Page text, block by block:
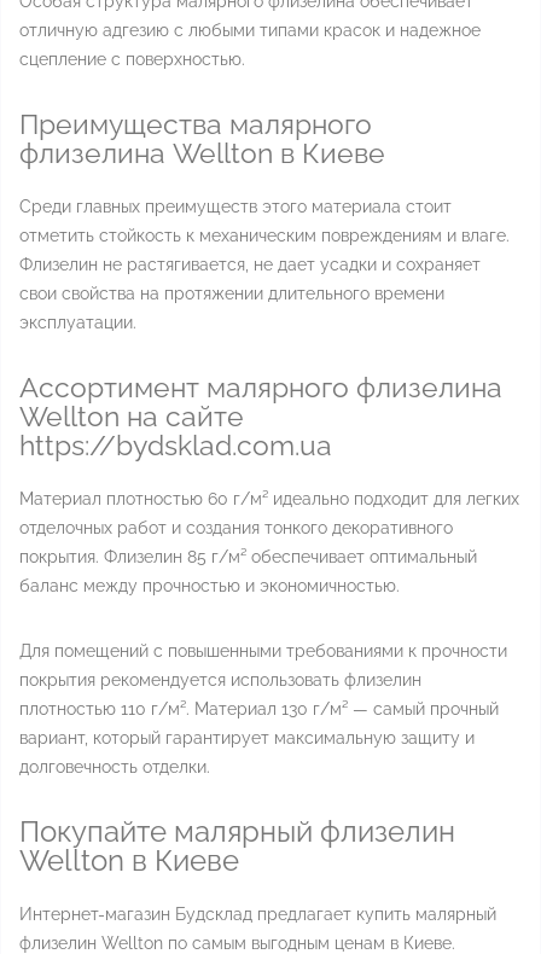
отличную адгезию с любыми типами красок и надежное
сцепление с поверхностью.
Преимущества малярного
флизелина Wellton в Киеве
Среди главных преимуществ этого материала стоит
отметить стойкость к механическим повреждениям и влаге.
Флизелин не растягивается, не дает усадки и сохраняет
свои свойства на протяжении длительного времени
эксплуатации.
Ассортимент малярного флизелина
Wellton на сайте
https://bydsklad.com.ua
Материал плотностью 60 г/м² идеально подходит для легких
отделочных работ и создания тонкого декоративного
покрытия. Флизелин 85 г/м² обеспечивает оптимальный
баланс между прочностью и экономичностью.
Для помещений с повышенными требованиями к прочности
покрытия рекомендуется использовать флизелин
плотностью 110 г/м². Материал 130 г/м² — самый прочный
вариант, который гарантирует максимальную защиту и
долговечность отделки.
Покупайте малярный флизелин
Wellton в Киеве
Интернет-магазин Будсклад предлагает купить малярный
флизелин Wellton по самым выгодным ценам в Киеве.